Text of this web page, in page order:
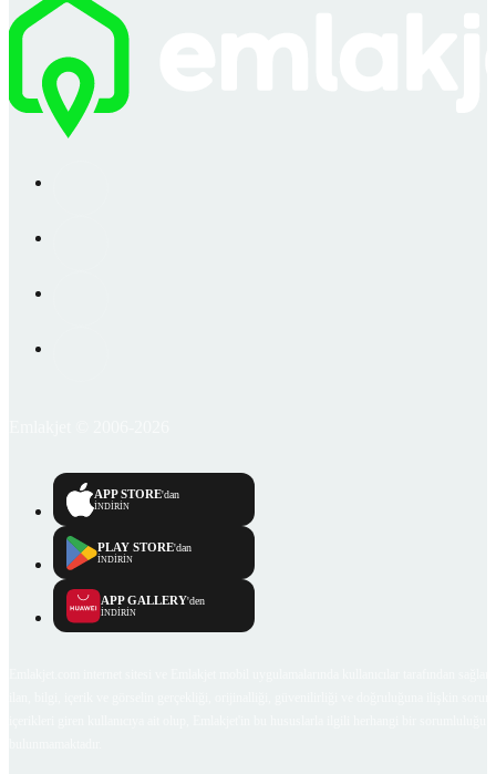
APP STORE'dan
İNDİRİN
PLAY STORE'dan
İNDİRİN
APP GALLERY'den
İNDİRİN